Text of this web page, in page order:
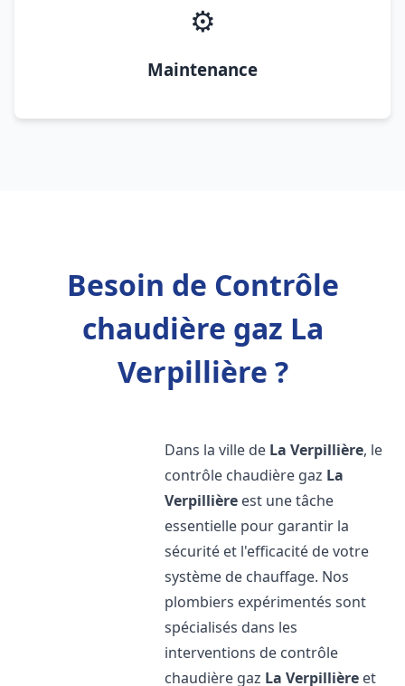
⚙️
Maintenance
Besoin de Contrôle
chaudière gaz La
Verpillière ?
Dans la ville de La Verpillière, le
contrôle chaudière gaz La
Verpillière est une tâche
essentielle pour garantir la
sécurité et l'efficacité de votre
système de chauffage. Nos
plombiers expérimentés sont
spécialisés dans les
interventions de contrôle
chaudière gaz La Verpillière et